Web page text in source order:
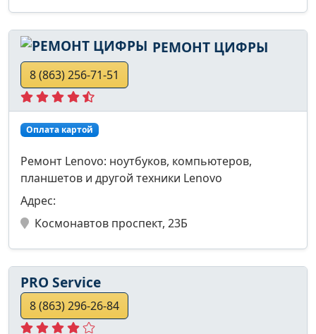
РЕМОНТ ЦИФРЫ
8 (863) 256-71-51
Оплата картой
Ремонт Lenovo: ноутбуков, компьютеров,
планшетов и другой техники Lenovo
Адрес:
Космонавтов проспект, 23Б
PRO Service
8 (863) 296-26-84